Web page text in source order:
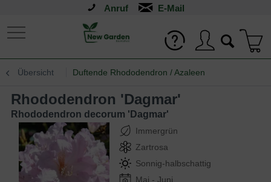
Anruf
Übersicht Duftende Rhododendron / Azaleen
Rhododendron 'Dagmar'
Rhododendron decorum 'Dagmar'
Immergrün
Zartrosa
Sonnig-halbschattig
Mai - Juni